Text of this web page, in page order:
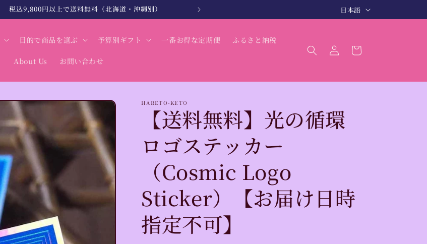
北海道・沖縄は税込12,000円以上で送料無料 3〜5日で商品発送（最短 翌日発送）言
語
日本語
目的で商品を選ぶ 予算別ギフト 一番お得な定期便 ふるさと納税
About Us お問い合わせ
グ
イ
ー
HARETO-KETO
【送料無料】光の循環
ロゴステッカー
（Cosmic Logo
Sticker）【お届け日時
指定不可】